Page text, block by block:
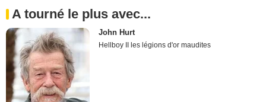
A tourné le plus avec...
John Hurt
Hellboy II les légions d'or maudites